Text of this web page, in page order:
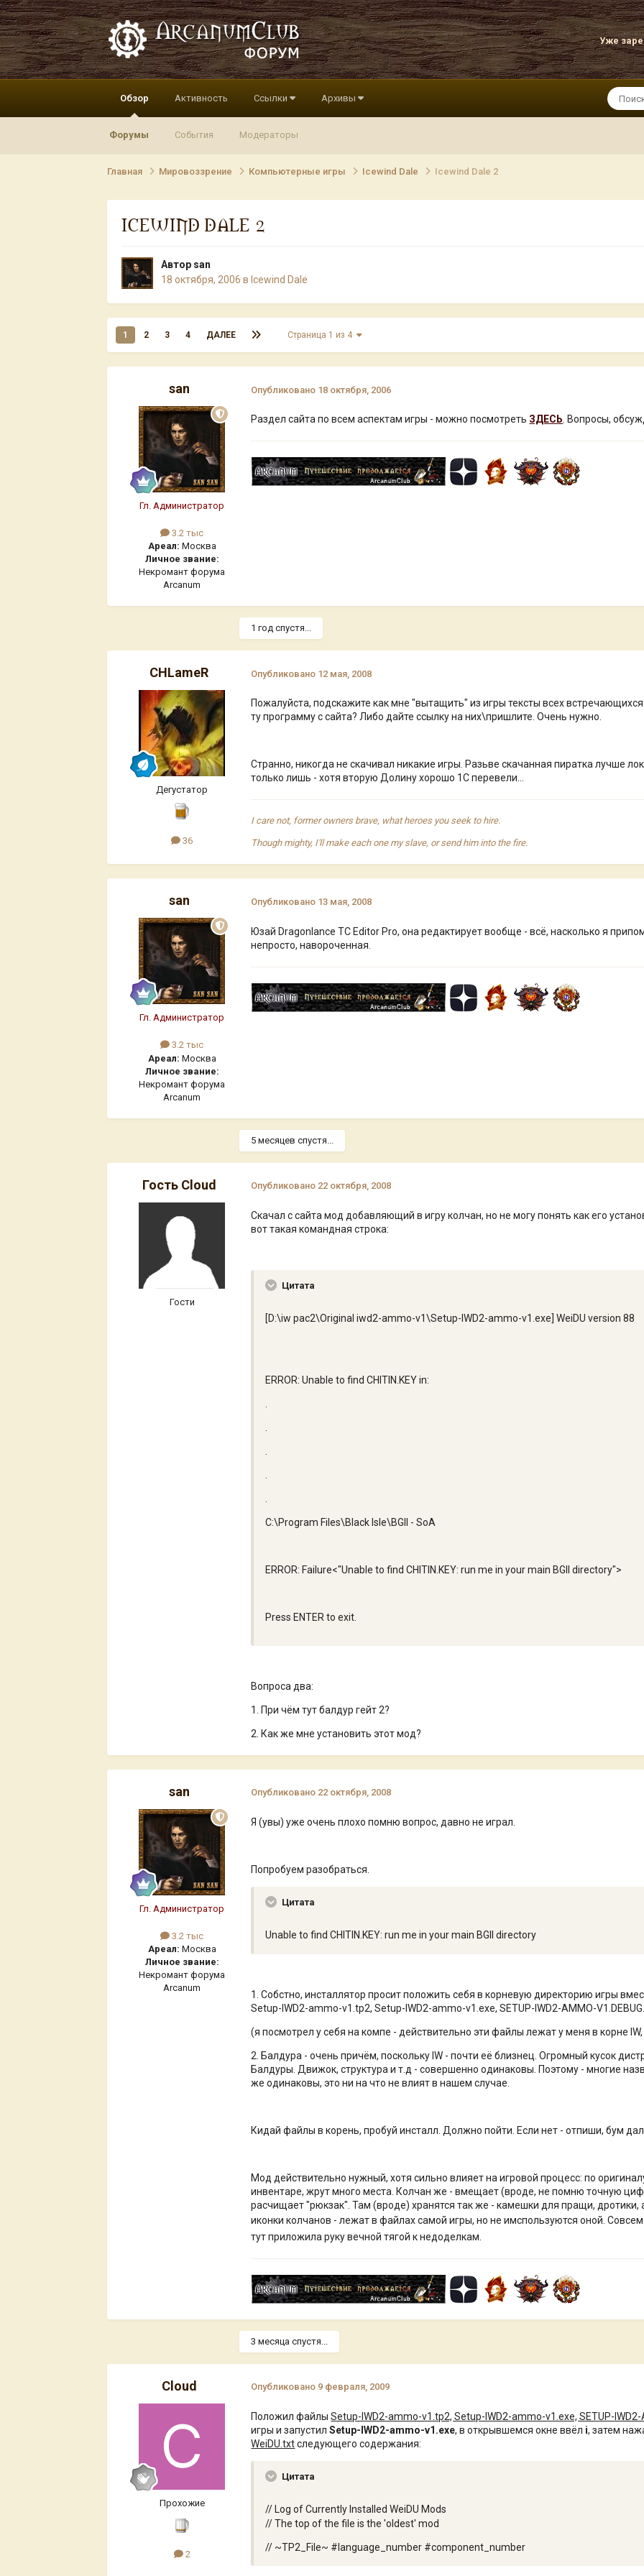
Уже
Обзор
Форумы События Модераторы
Активность Ссылки Архивы
Главная Мировоззрение Компьютерные игры Icewind Dale Icewind Dale 2
ICEWIND DALE 2
Автор san
18 октября, 2006 в Icewind Dale
1 2 3 4 ДАЛЕЕ Страница 1 из 4
san
Гл. Администратор
3.2 тыс
Ареал: Москва
Личное звание:
Некромант форума
Arcanum
Опубликовано 18 октября, 2006
Раздел сайта по всем аспектам игры - можно посмотреть ЗДЕСЬ . Вопросы,
1 год спустя...
CHLameR
Дегустатор
36
Опубликовано 12 мая, 2008
Пожалуйста, подскажите как мне "вытащить" из игры тексты всех
ту программу с сайта? Либо дайте ссылку на них\пришлите. Очень нужно.
Странно, никогда не скачивал никакие игры. Разьве скачанная пиратка лучше
только лишь - хотя вторую Долину хорошо 1С перевели...
I care not, former owners brave, what heroes you seek to hire.
Though mighty, I'll make each one my slave, or send him into the fire.
san
Гл. Администратор
3.2 тыс
Ареал: Москва
Личное звание:
Некромант форума
Arcanum
Опубликовано 13 мая, 2008
Юзай Dragonlance TC Editor Pro, она редактирует вообще - всё, насколько я
непросто, навороченная.
5 месяцев спустя...
Гость Cloud
Гости
Опубликовано 22 октября, 2008
Скачал с сайта мод добавляющий в игру колчан, но не могу понять как его
вот такая командная строка:
Цитата
[D:\iw pac2\Original iwd2-ammo-v1\Setup-IWD2-ammo-v1.exe] WeiDU version 88
ERROR: Unable to find CHITIN.KEY in:
C:\Program Files\Black Isle\BGII - SoA
ERROR: Failure<"Unable to find CHITIN.KEY: run me in your main BGII directory">
Press ENTER to exit.
Вопроса два:
1. При чём тут балдур гейт 2?
2. Как же мне установить этот мод?
san
Гл. Администратор
3.2 тыс
Ареал: Москва
Личное звание:
Некромант форума
Arcanum
Опубликовано 22 октября, 2008
Я (увы) уже очень плохо помню вопрос, давно не играл.
Попробуем разобраться.
Цитата
Unable to find CHITIN.KEY: run me in your main BGII directory
1. Собстно, инсталлятор просит положить себя в корневую директорию игры
Setup-IWD2-ammo-v1.tp2, Setup-IWD2-ammo-v1.exe, SETUP-IWD2-AMMO-V1.DEBUG.
(я посмотрел у себя на компе - действительно эти файлы лежат у меня в корне IW,
2. Балдура - очень причём, поскольку IW - почти её близнец. Огромный кусок
Балдуры. Движок, структура и т.д - совершенно одинаковы. Поэтому - многие
же одинаковы, это ни на что не влият в нашем случае.
Кидай файлы в корень, пробуй инсталл. Должно пойти. Если нет - отпиши, бум
Мод действительно нужный, хотя сильно влияет на игровой процесс: по
инвентаре, жрут много места. Колчан же - вмещает (вроде, не помню точную
расчищает "рюкзак". Там (вроде) хранятся так же - камешки для пращи,
иконки колчанов - лежат в файлах самой игры, но не имспользуются оной.
тут приложила руку вечной тягой к недоделкам.
3 месяца спустя...
Cloud
Прохожие
2
Опубликовано 9 февраля, 2009
Положил файлыSetup-IWD2-ammo-v1.tp2, Setup-IWD2-ammo-v1.exe, SETUP-IWD2-
игры и запустилSetup-IWD2-ammo-v1.exe, в открывшемся окне ввёл i, затем
WeiDU.txtследующего содержания:
Цитата
// Log of Currently Installed WeiDU Mods
// The top of the file is the 'oldest' mod
// ~TP2_File~ #language_number #component_number